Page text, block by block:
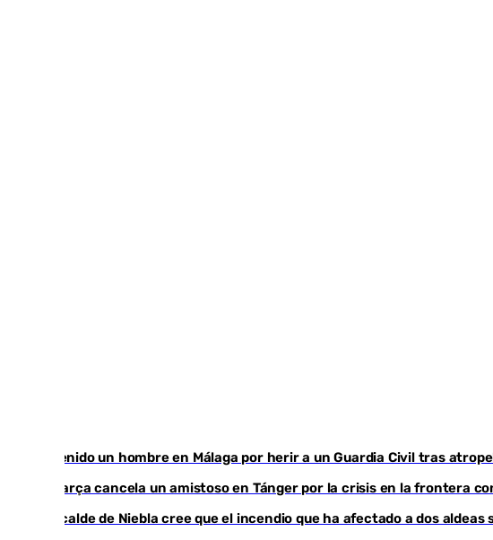
Detenido un hombre en Málaga por herir a un Guardia Civil tras
El Barça cancela un amistoso en Tánger por la crisis en la frontera
El acalde de Niebla cree que el incendio que ha afectado a dos